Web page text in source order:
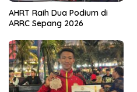
AHRT Raih Dua Podium di
ARRC Sepang 2026